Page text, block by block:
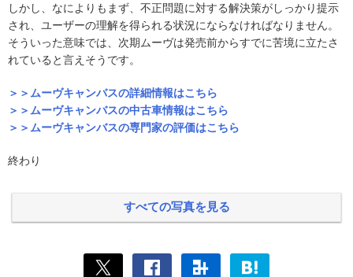
しかし、なによりもまず、不正問題に対する解決策がしっかり提示
され、ユーザーの理解を得られる状況にならなければなりません。
そういった意味では、次期ムーヴは発売前からすでに苦境に立たさ
れていると言えそうです。
＞＞ムーヴキャンバスの詳細情報はこちら
＞＞ムーヴキャンバスの中古車情報はこちら
＞＞ムーヴキャンバスの専門家の評価はこちら
終わり
すべての写真を見る